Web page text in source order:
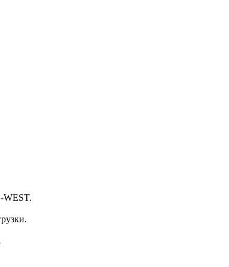
WEST.